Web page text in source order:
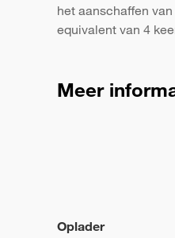
het aanschaffen
equivalent van 4
Meer
Oplader